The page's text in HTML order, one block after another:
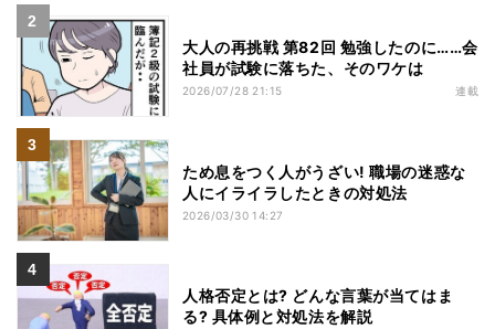
大人の再挑戦 第82回 勉強したのに……会
社員が試験に落ちた、そのワケは
2026/07/28 21:15 連載
ため息をつく人がうざい! 職場の迷惑な
人にイライラしたときの対処法
2026/03/30 14:27
人格否定とは? どんな言葉が当てはま
る? 具体例と対処法を解説